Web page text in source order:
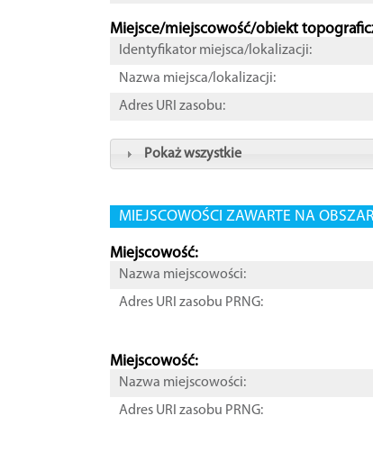
Miejsce/miejscowość/obiekt
Identyfikator miejsca/lokalizacji:
Nazwa miejsca/lokalizacji:
Adres URI zasobu:
Pokaż wszystkie
MIEJSCOWOŚCI ZAWARTE NA
Miejscowość:
Nazwa miejscowości:
Adres URI zasobu PRNG:
Miejscowość:
Nazwa miejscowości:
Adres URI zasobu PRNG: